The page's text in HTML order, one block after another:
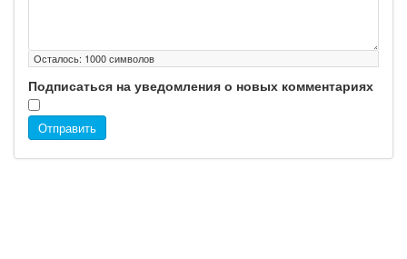
Осталось: 1000символов
Подписаться на уведомления о новых комментариях
Отправить